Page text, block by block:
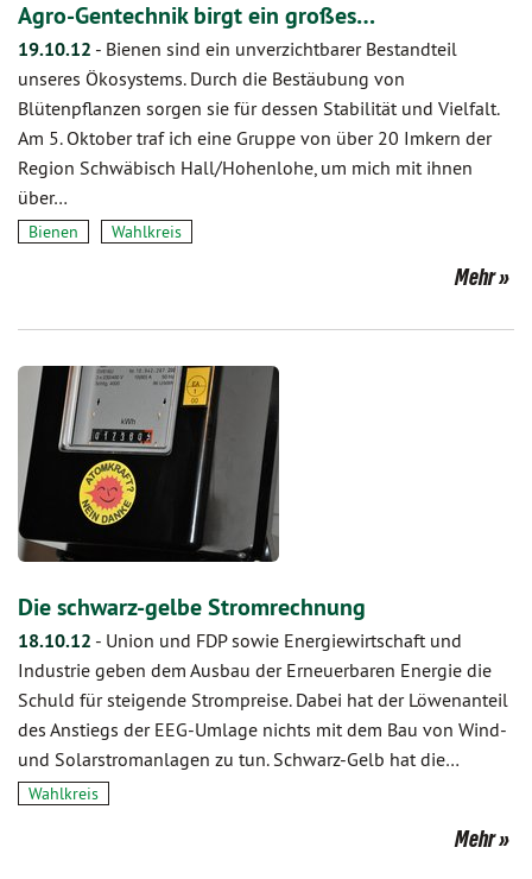
Agro-Gentechnik birgt ein großes…
19.10.12 - Bienen sind ein unverzichtbarer Bestandteil
unseres Ökosystems. Durch die Bestäubung von
Blütenpflanzen sorgen sie für dessen Stabilität und Vielfalt.
Am 5. Oktober traf ich eine Gruppe von über 20 Imkern der
Region Schwäbisch Hall/Hohenlohe, um mich mit ihnen
über…
Bienen Wahlkreis
Mehr
Die schwarz-gelbe Stromrechnung
18.10.12 - Union und FDP sowie Energiewirtschaft und
Industrie geben dem Ausbau der Erneuerbaren Energie die
Schuld für steigende Strompreise. Dabei hat der Löwenanteil
des Anstiegs der EEG-Umlage nichts mit dem Bau von Wind-
und Solarstromanlagen zu tun. Schwarz-Gelb hat die…
Wahlkreis
Mehr